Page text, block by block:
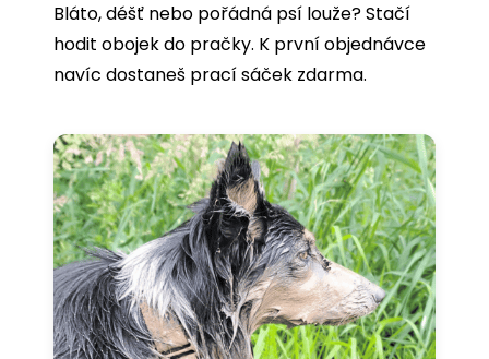
Bláto, déšť nebo pořádná psí louže? Stačí
hodit obojek do pračky. K první objednávce
navíc dostaneš prací sáček zdarma.